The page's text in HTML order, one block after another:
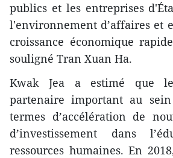
publics et les entreprises
l'environnement d’affaires et
croissance économique
souligné Tran Xuan Ha.
Kwak Jea a estimé que
partenaire important au sein
termes d’accélération de
d’investissement dans
ressources humaines. En